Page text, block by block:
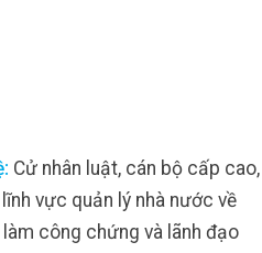
Cử nhân luật, cán bộ cấp cao,
vực quản lý nhà nước về
công chứng và lãnh đạo